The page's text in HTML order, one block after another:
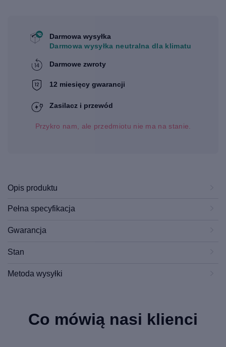
Darmowa wysyłka
Darmowa wysyłka neutralna dla klimatu
Darmowe zwroty
12 miesięcy gwarancji
Zasilacz i przewód
Przykro nam, ale przedmiotu nie ma na stanie.
Opis produktu
Pełna specyfikacja
Gwarancja
Stan
Metoda wysyłki
Co mówią nasi klienci